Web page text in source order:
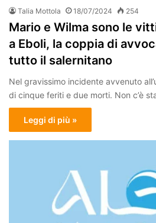
Talia Mottola 18/07/2024 254
Mario e Wilma sono le
a Eboli, la coppia di
tutto il salernitano
Nel gravissimo incidente avvenuto
di cinque feriti e due morti. Non c’è
Leggi di più »